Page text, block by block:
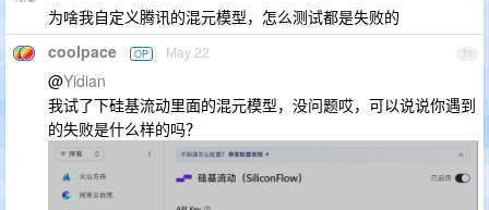
为啥我自定义腾讯的混元模型，怎么测试都是失败的
71
coolpace OP May 22
@Yidian
我试了下硅基流动里面的混元模型，没问题哎，可以说说你遇到
的失败是什么样的吗？